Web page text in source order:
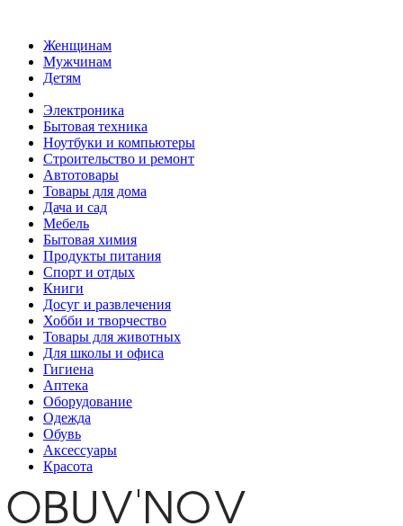
Женщинам
Мужчинам
Детям
Электроника
Бытовая техника
Ноутбуки и компьютеры
Строительство и ремонт
Автотовары
Товары для дома
Дача и сад
Мебель
Бытовая химия
Продукты питания
Спорт и отдых
Книги
Досуг и развлечения
Хобби и творчество
Товары для животных
Для школы и офиса
Гигиена
Аптека
Оборудование
Одежда
Обувь
Аксессуары
Красота